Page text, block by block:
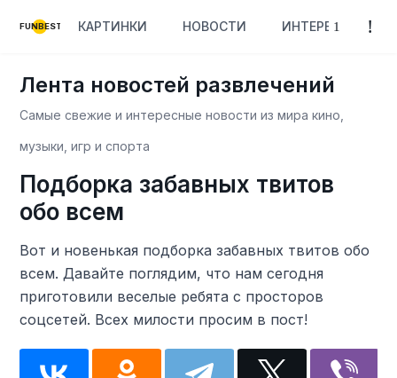
FUNBEST КАРТИНКИ НОВОСТИ ИНТЕРЕСНОЕ
Лента новостей развлечений
Самые свежие и интересные новости из мира кино,
музыки, игр и спорта
Подборка забавных твитов
обо всем
Вот и новенькая подборка забавных твитов обо
всем. Давайте поглядим, что нам сегодня
приготовили веселые ребята с просторов
соцсетей. Всех милости просим в пост!